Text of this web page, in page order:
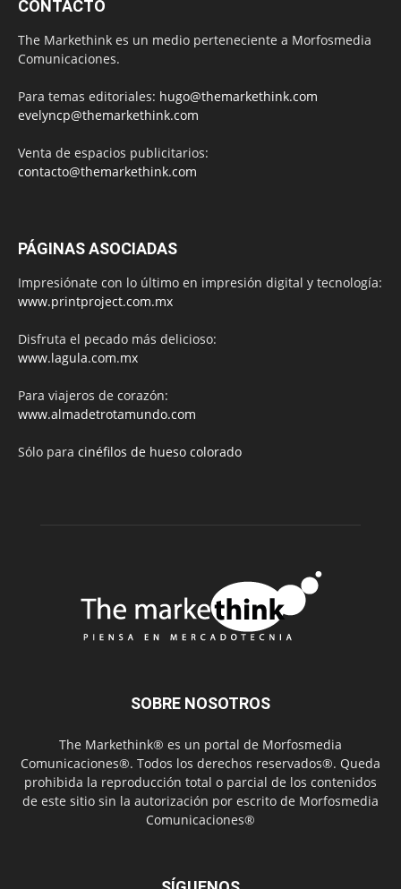
CONTACTO
The Markethink es un medio perteneciente a Morfosmedia
Comunicaciones.
Para temas editoriales: hugo@themarkethink.com
evelyncp@themarkethink.com
Venta de espacios publicitarios:
contacto@themarkethink.com
PÁGINAS ASOCIADAS
Impresiónate con lo último en impresión digital y tecnología:
www.printproject.com.mx
Disfruta el pecado más delicioso:
www.lagula.com.mx
Para viajeros de corazón:
www.almadetrotamundo.com
Sólo para cinéfilos de hueso colorado
SOBRE NOSOTROS
The Markethink® es un portal de Morfosmedia
Comunicaciones®. Todos los derechos reservados®. Queda
prohibida la reproducción total o parcial de los contenidos
de este sitio sin la autorización por escrito de Morfosmedia
Comunicaciones®